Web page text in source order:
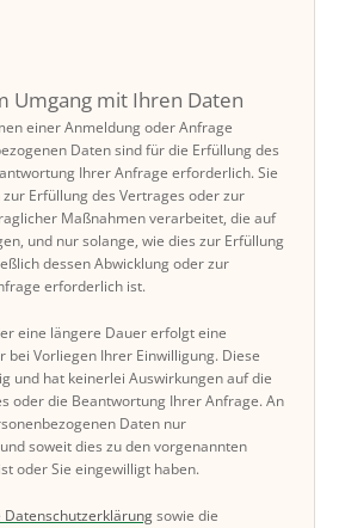
Umgang mit Ihren Daten
einer Anmeldung oder Anfrage
Daten sind für die Erfüllung des
Ihrer Anfrage erforderlich. Sie
Erfüllung des Vertrages oder zur
Maßnahmen verarbeitet, die auf
und nur solange, wie dies zur Erfüllung
dessen Abwicklung oder zur
erforderlich ist.
eine längere Dauer erfolgt eine
bei Vorliegen Ihrer Einwilligung. Diese
und hat keinerlei Auswirkungen auf die
oder die Beantwortung Ihrer Anfrage. An
Daten nur
soweit dies zu den vorgenannten
oder Sie eingewilligt haben.
Datenschutzerklärungsowie die